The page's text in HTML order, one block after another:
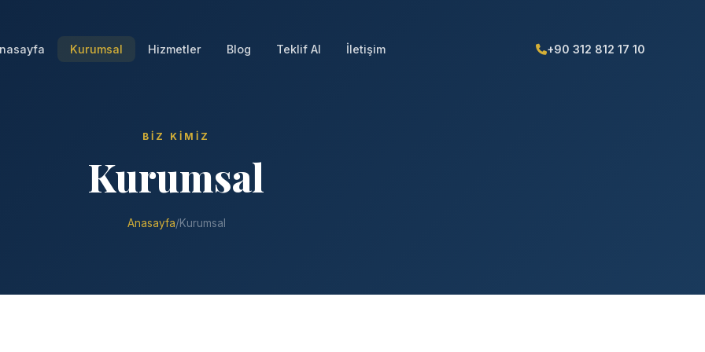
Kurumsal Hizmetler Blog Teklif Al İletişim +90 312 812 17 10
BIZ KIMIZ
Kurumsal
Anasayfa/Kurumsal